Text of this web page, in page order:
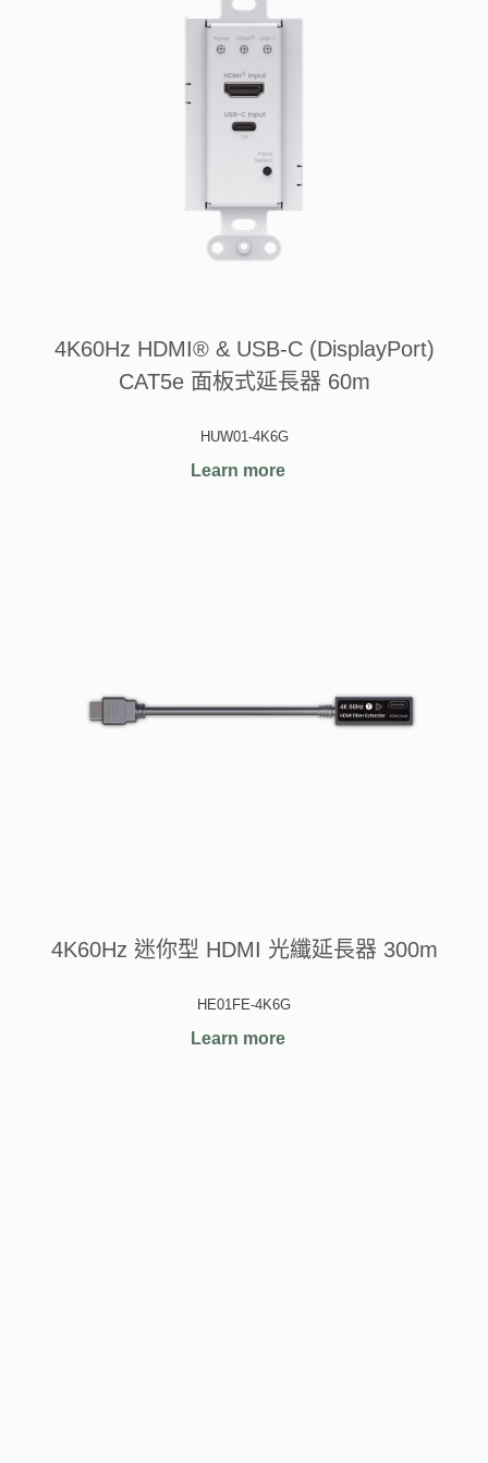
4K60Hz HDMI® & USB-C (DisplayPort)
CAT5e 面板式延長器 60m
HUW01-4K6G
Learn more
4K60Hz 迷你型 HDMI 光纖延長器 300m
HE01FE-4K6G
Learn more